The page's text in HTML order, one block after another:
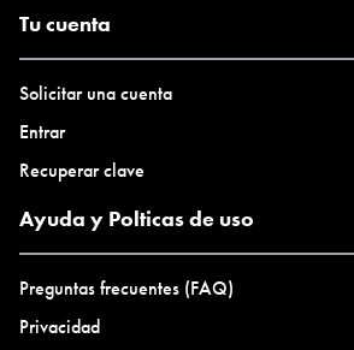
Tu cuenta
Solicitar una cuenta
Entrar
Recuperar clave
Ayuda y Polticas de uso
Preguntas frecuentes (FAQ)
Privacidad